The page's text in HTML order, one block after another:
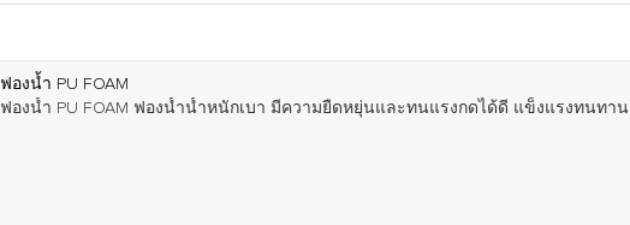
ฟองน้ำ PU FOAM
ฟองน้ำ PU FOAM ฟองน้ำน้ำหนักเบา มีความยืดหยุ่นและทนแรงกดได้ดี แข็งแรงทนทาน